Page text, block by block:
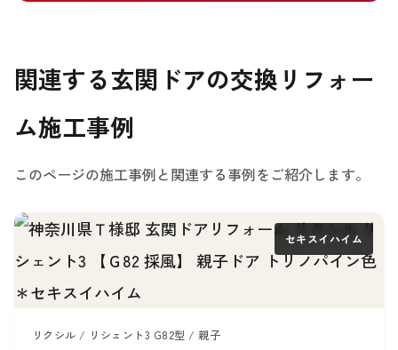
関連する玄関ドアの交換リフォー
ム施工事例
このページの施工事例と関連する事例をご紹介します。
セキスイハイム
リクシル / リシェント3 G82型 / 親子